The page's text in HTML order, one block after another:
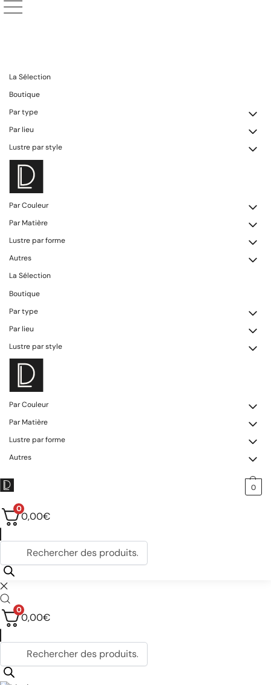
La Sélection
Boutique
Par type
Par lieu
Lustre par style
Par Couleur
Par Matière
Lustre par forme
Autres
La Sélection
Boutique
Par type
Par lieu
Lustre par style
Par Couleur
Par Matière
Lustre par forme
Autres
0
0
0,00€
0
0,00€